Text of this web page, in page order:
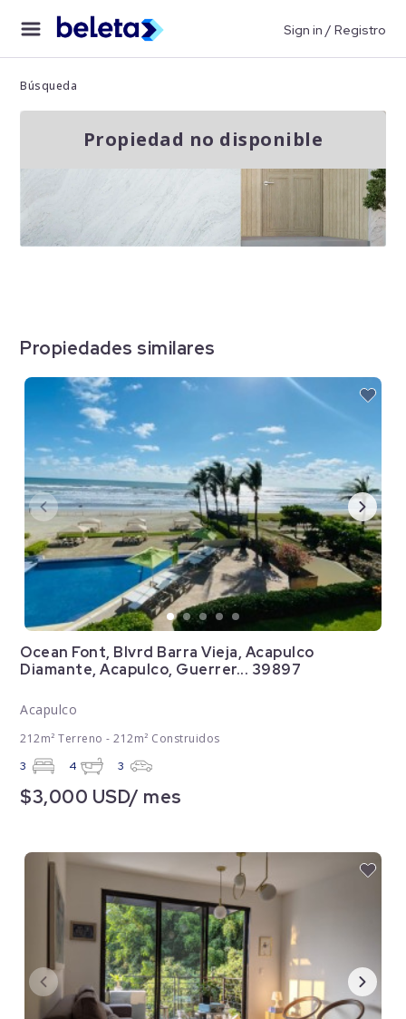
Sign in / Registro
Búsqueda
Propiedad no disponible
Propiedades similares
Ocean Font, Blvrd Barra Vieja, Acapulco
Diamante, Acapulco, Guerrer... 39897
Acapulco
212m² Terreno - 212m² Construidos
3 4 3
$3,000 USD/ mes